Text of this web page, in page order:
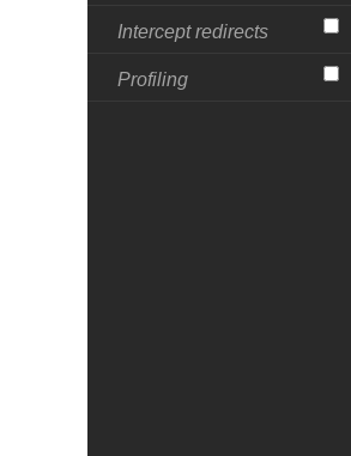
Intercept redirects
Profiling